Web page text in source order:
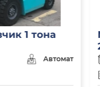
1 тона
Автомат